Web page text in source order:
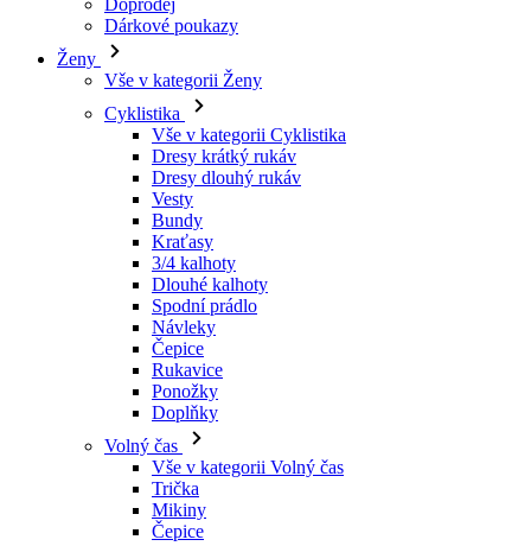
Cyklistika
Vše v kategorii Cyklistika
Dresy dlouhý rukáv
Vesty
Bundy
Kraťasy
3/4 kalhoty
Dlouhé kalhoty
Spodní prádlo
Návleky
Čepice
Rukavice
Ponožky
Doplňky
Volný čas
Vše v kategorii Volný čas
Trička
Mikiny
Čepice
Triatlon
Vše v kategorii Triatlon
Tílka
Kombinézy